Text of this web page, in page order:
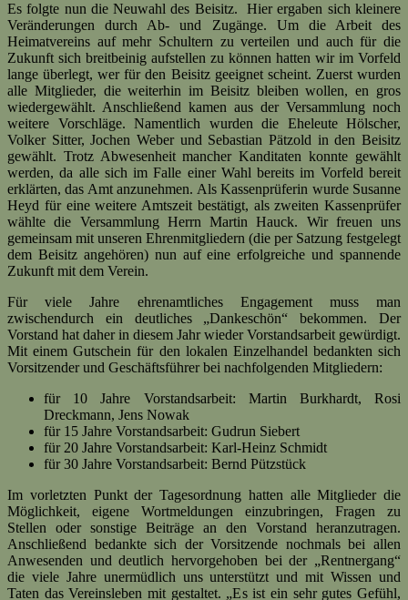
Es folgte nun die Neuwahl des Beisitz. Hier ergaben sich kleinere
Veränderungen durch Ab- und Zugänge. Um die Arbeit des
Heimatvereins auf mehr Schultern zu verteilen und auch für die
Zukunft sich breitbeinig aufstellen zu können hatten wir im Vorfeld
lange überlegt, wer für den Beisitz geeignet scheint. Zuerst wurden
alle Mitglieder, die weiterhin im Beisitz bleiben wollen, en gros
wiedergewählt. Anschließend kamen aus der Versammlung noch
weitere Vorschläge. Namentlich wurden die Eheleute Hölscher,
Volker Sitter, Jochen Weber und Sebastian Pätzold in den Beisitz
gewählt. Trotz Abwesenheit mancher Kanditaten konnte gewählt
werden, da alle sich im Falle einer Wahl bereits im Vorfeld bereit
erklärten, das Amt anzunehmen. Als Kassenprüferin wurde Susanne
Heyd für eine weitere Amtszeit bestätigt, als zweiten Kassenprüfer
wählte die Versammlung Herrn Martin Hauck. Wir freuen uns
gemeinsam mit unseren Ehrenmitgliedern (die per Satzung festgelegt
dem Beisitz angehören) nun auf eine erfolgreiche und spannende
Zukunft mit dem Verein.
Für viele Jahre ehrenamtliches Engagement muss man
zwischendurch ein deutliches „Dankeschön“ bekommen. Der
Vorstand hat daher in diesem Jahr wieder Vorstandsarbeit gewürdigt.
Mit einem Gutschein für den lokalen Einzelhandel bedankten sich
Vorsitzender und Geschäftsführer bei nachfolgenden Mitgliedern:
für 10 Jahre Vorstandsarbeit: Martin Burkhardt, Rosi
Dreckmann, Jens Nowak
für 15 Jahre Vorstandsarbeit: Gudrun Siebert
für 20 Jahre Vorstandsarbeit: Karl-Heinz Schmidt
für 30 Jahre Vorstandsarbeit: Bernd Pützstück
Im vorletzten Punkt der Tagesordnung hatten alle Mitglieder die
Möglichkeit, eigene Wortmeldungen einzubringen, Fragen zu
Stellen oder sonstige Beiträge an den Vorstand heranzutragen.
Anschließend bedankte sich der Vorsitzende nochmals bei allen
Anwesenden und deutlich hervorgehoben bei der „Rentnergang“
die viele Jahre unermüdlich uns unterstützt und mit Wissen und
Taten das Vereinsleben mit gestaltet. „Es ist ein sehr gutes Gefühl,